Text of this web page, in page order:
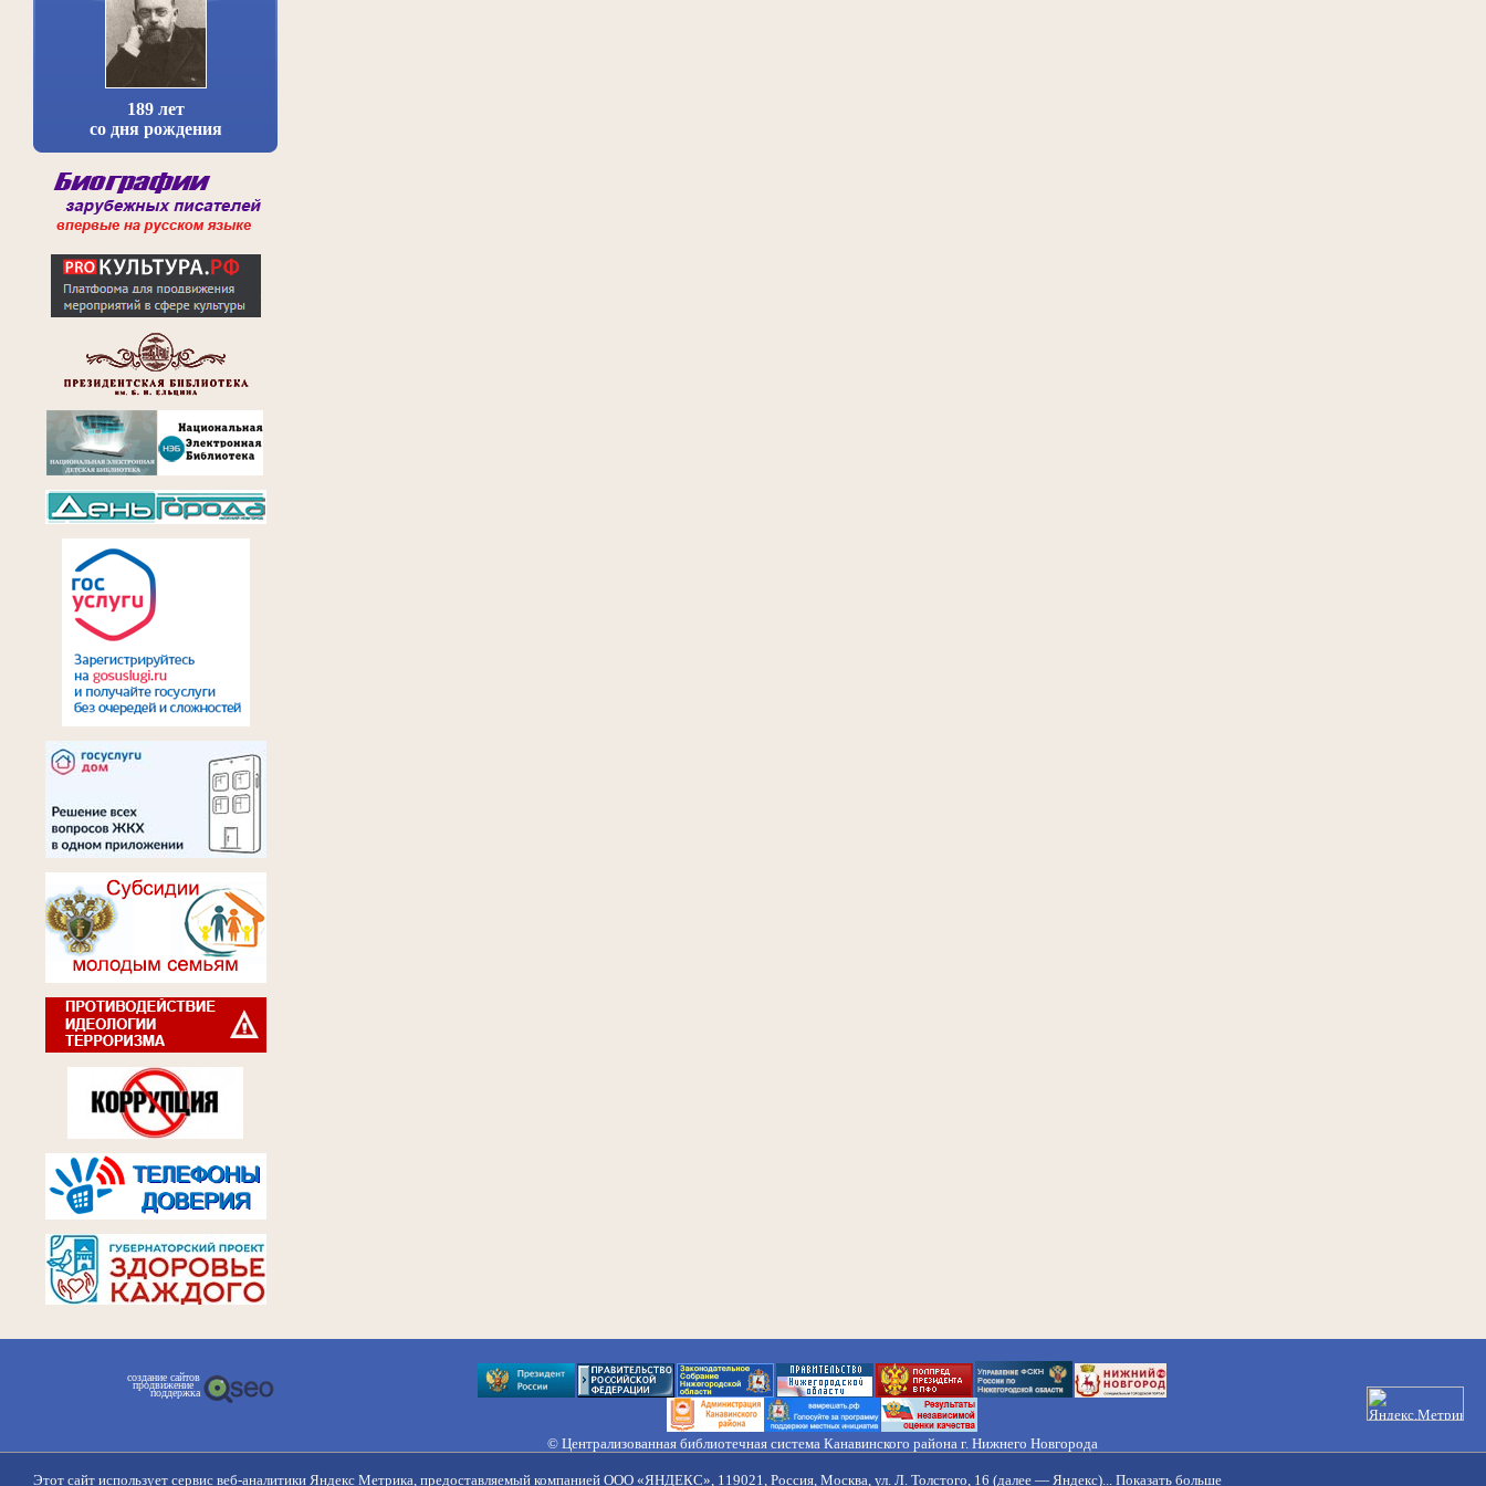
189 лет
со дня рождения
создание сайтов
продвижение
поддержка
© Централизованная библиотечная система Канавинского района г. Нижнего Новгорода
Правила обработки персональных данных
Этот сайт использует сервис веб-аналитики Яндекс Метрика, предоставляемый компанией ООО «ЯНДЕКС», 119021, Россия, Москва, ул. Л. Толстого, 16 (далее — Яндекс)... Показать больше